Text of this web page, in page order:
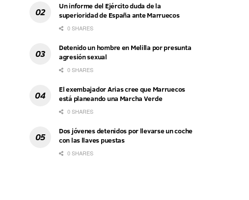
Un informe del Ejército duda de la
superioridad de España ante Marruecos
0 SHARES
Detenido un hombre en Melilla por presunta
agresión sexual
0 SHARES
El exembajador Arias cree que Marruecos
está planeando una Marcha Verde
0 SHARES
Dos jóvenes detenidos por llevarse un coche
con las llaves puestas
0 SHARES